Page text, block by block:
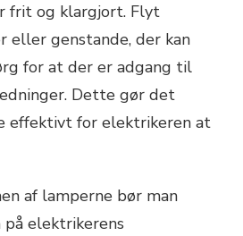
frit og klargjort. Flyt
eller genstande, der kan
for at der er adgang til
Dette gør det
effektivt for elektrikeren at
af lamperne bør man
elektrikerens